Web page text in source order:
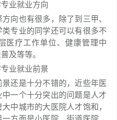
业就业方向
也有很多，除了到三甲、
专业的同学还可以有很多不
医疗工作单位、健康管理中
及等等。
业就业前景
还是十分不错的，近些年医
一个十分突出的问题是人才
中城市的大医院人才饱和，